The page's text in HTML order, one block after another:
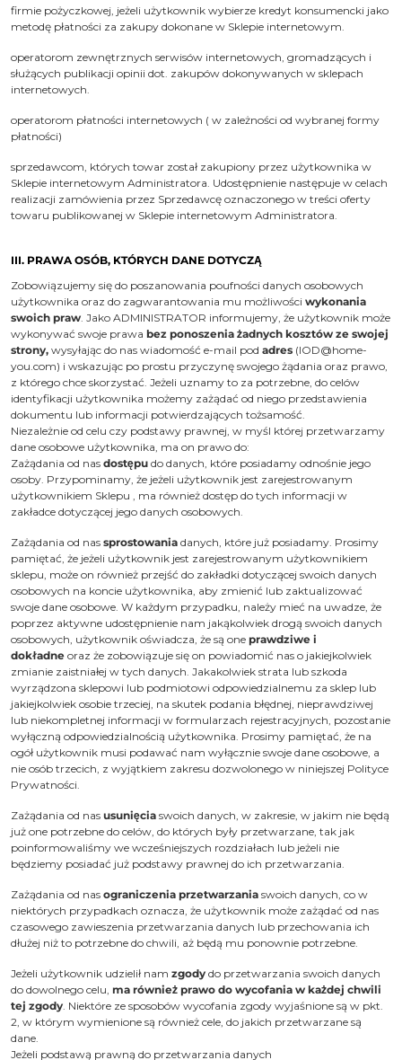
firmie pożyczkowej, jeżeli użytkownik wybierze kredyt konsumencki jako
metodę płatności za zakupy dokonane w Sklepie internetowym.
operatorom zewnętrznych serwisów internetowych, gromadzących i
służących publikacji opinii dot. zakupów dokonywanych w sklepach
internetowych.
operatorom płatności internetowych ( w zależności od wybranej formy
płatności)
sprzedawcom, których towar został zakupiony przez użytkownika w
Sklepie internetowym Administratora. Udostępnienie następuje w celach
realizacji zamówienia przez Sprzedawcę oznaczonego w treści oferty
towaru publikowanej w Sklepie internetowym Administratora.
III. PRAWA OSÓB, KTÓRYCH DANE DOTYCZĄ
Zobowiązujemy się do poszanowania poufności danych osobowych
użytkownika oraz do zagwarantowania mu możliwości wykonania
swoich praw . Jako ADMINISTRATOR informujemy, że użytkownik może
wykonywać swoje prawa bez ponoszenia żadnych kosztów ze swojej
strony, wysyłając do nas wiadomość e-mail pod adres (IOD@home-
you.com) i wskazując po prostu przyczynę swojego żądania oraz prawo,
z którego chce skorzystać. Jeżeli uznamy to za potrzebne, do celów
identyfikacji użytkownika możemy zażądać od niego przedstawienia
dokumentu lub informacji potwierdzających tożsamość.
Niezależnie od celu czy podstawy prawnej, w myśl której przetwarzamy
dane osobowe użytkownika, ma on prawo do:
Zażądania od nas dostępu do danych, które posiadamy odnośnie jego
osoby. Przypominamy, że jeżeli użytkownik jest zarejestrowanym
użytkownikiem Sklepu , ma również dostęp do tych informacji w
zakładce dotyczącej jego danych osobowych.
Zażądania od nas sprostowania danych, które już posiadamy. Prosimy
pamiętać, że jeżeli użytkownik jest zarejestrowanym użytkownikiem
sklepu, może on również przejść do zakładki dotyczącej swoich danych
osobowych na koncie użytkownika, aby zmienić lub zaktualizować
swoje dane osobowe. W każdym przypadku, należy mieć na uwadze, że
poprzez aktywne udostępnienie nam jakąkolwiek drogą swoich danych
osobowych, użytkownik oświadcza, że są one prawdziwe i
dokładne oraz że zobowiązuje się on powiadomić nas o jakiejkolwiek
zmianie zaistniałej w tych danych. Jakakolwiek strata lub szkoda
wyrządzona sklepowi lub podmiotowi odpowiedzialnemu za sklep lub
jakiejkolwiek osobie trzeciej, na skutek podania błędnej, nieprawdziwej
lub niekompletnej informacji w formularzach rejestracyjnych, pozostanie
wyłączną odpowiedzialnością użytkownika. Prosimy pamiętać, że na
ogół użytkownik musi podawać nam wyłącznie swoje dane osobowe, a
nie osób trzecich, z wyjątkiem zakresu dozwolonego w niniejszej Polityce
Prywatności.
Zażądania od nas usunięcia swoich danych, w zakresie, w jakim nie będą
już one potrzebne do celów, do których były przetwarzane, tak jak
poinformowaliśmy we wcześniejszych rozdziałach lub jeżeli nie
będziemy posiadać już podstawy prawnej do ich przetwarzania.
Zażądania od nas ograniczenia przetwarzania swoich danych, co w
niektórych przypadkach oznacza, że użytkownik może zażądać od nas
czasowego zawieszenia przetwarzania danych lub przechowania ich
dłużej niż to potrzebne do chwili, aż będą mu ponownie potrzebne.
Jeżeli użytkownik udzielił nam zgody do przetwarzania swoich danych
do dowolnego celu, ma również prawo do wycofania w każdej chwili
tej zgody . Niektóre ze sposobów wycofania zgody wyjaśnione są w pkt.
2, w którym wymienione są również cele, do jakich przetwarzane są
dane.
Jeżeli podstawą prawną do przetwarzania danych